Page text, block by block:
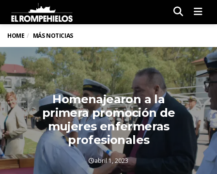
HOME MÁS NOTICIAS
Homenajearon a la
primera promoción de
mujeres enfermeras
profesionales
abril 1, 2023